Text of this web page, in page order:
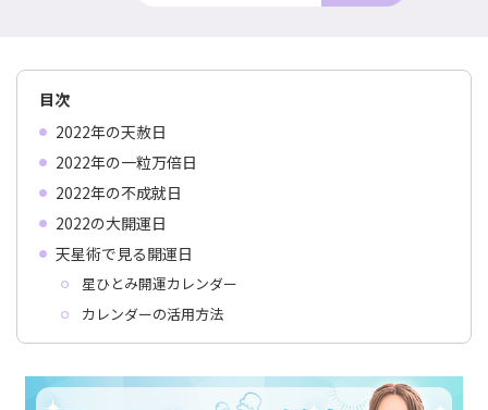
目次
2022年の天赦日
2022年の一粒万倍日
2022年の不成就日
2022の大開運日
天星術で見る開運日
星ひとみ開運カレンダー
カレンダーの活用方法